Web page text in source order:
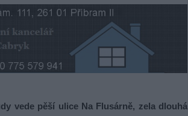
vede pěší ulice Na Flusárně, zela dlouhá